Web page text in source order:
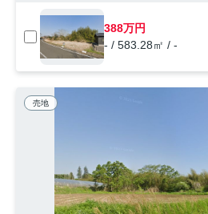
388万円
- / 583.28㎡ / -
売地